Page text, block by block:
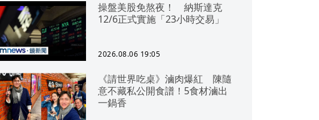
操盤美股免熬夜！ 納斯達克
12/6正式實施「23小時交易」
2026.08.06 19:05
《請世界吃桌》滷肉爆紅 陳隨
意不藏私公開食譜！5食材滷出
一鍋香